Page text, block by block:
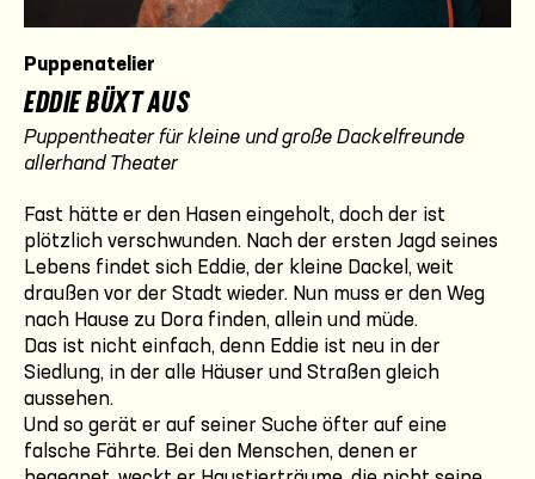
Puppenatelier
EDDIE BÜXT AUS
Puppentheater für kleine und große Dackelfreunde
allerhand Theater
Fast hätte er den Hasen eingeholt, doch der ist
plötzlich verschwunden. Nach der ersten Jagd seines
Lebens findet sich Eddie, der kleine Dackel, weit
draußen vor der Stadt wieder. Nun muss er den Weg
nach Hause zu Dora finden, allein und müde.
Das ist nicht einfach, denn Eddie ist neu in der
Siedlung, in der alle Häuser und Straßen gleich
aussehen.
Und so gerät er auf seiner Suche öfter auf eine
falsche Fährte. Bei den Menschen, denen er